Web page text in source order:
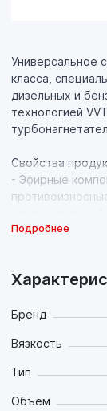
Универсальное
класса,
дизельных и
технологией
Свойства
- Эфирные
в сочетании с
-Значительно
двигателя износ;
испаряемость и
Подробнее
Бренд
Вязкость
Тип
Объем